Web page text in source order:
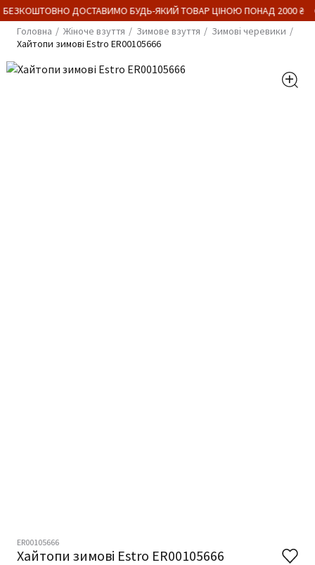
ДОСТАВИМО БУДЬ-ЯКИЙ ТОВАР ЦІНОЮ ПОНАД 2000 ₴
Головна
Жіноче взуття Зимове взуття
Зимові черевики
Хайтопи зимові Estro ER00105666
ER00105666
Хайтопи зимові Estro ER00105666